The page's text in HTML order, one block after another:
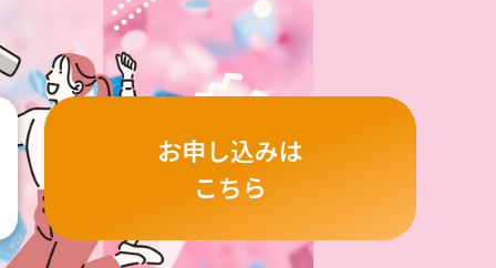
お申し込みは
こちら